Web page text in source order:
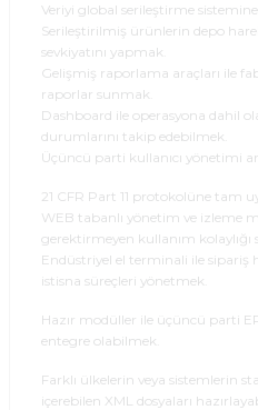
Veriyi global serileştirme
Serileştirilmiş ürünlerin depo
sevkiyatını yapmak.
Gelişmiş raporlama araçları ile
raporlar sunmak.
Dashboard ile operasyona dahil
durumlarını takip edebilmek.
Üçüncü parti kullanıcı yönetimi
21 CFR Part 11 protokolüne tam
WEB tabanlı yönetim ve izleme
gerektirmeyen kullanım kolaylığı
Endüstriyel el terminali ile sipariş
istisna süreçleri yönetmek.
Hazır modüller ile üçüncü parti
entegre olabilmek.
Farklı ülkelerin veya sistemlerin
içerebilen XML dosyaları